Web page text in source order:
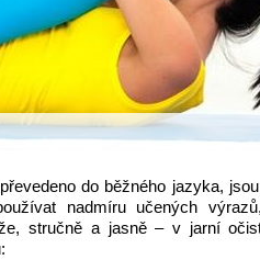
do běžného jazyka,
nadmíru učených
stručně a jasně – v jarní